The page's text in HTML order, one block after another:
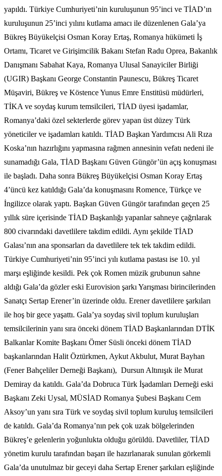
yapıldı. Türkiye Cumhuriyeti’nin kuruluşunun 95’inci ve TİAD’ın
kuruluşunun 25’inci yılını kutlama amacı ile düzenlenen Gala’ya
Bükreş Büyükelçisi Osman Koray Ertaş, Romanya hükümeti İş
Ortamı, Ticaret ve Girişimcilik Bakanı Stefan Radu Oprea, Bakanlık
Danışmanı Sabahat Kaya, Romanya Ulusal Sanayiciler Birliği
(UGIR) Başkanı George Constantin Paunescu, Bükreş Ticaret
Müşaviri, Bükreş ve Köstence Yunus Emre Enstitüsü müdürleri,
TİKA ve soydaş kurum temsilcileri, TİAD üyesi işadamlar,
Romanya’daki özel sekterlerde görev yapan üst düzey Türk
yöneticiler ve işadamları katıldı. TİAD Başkan Yardımcısı Ali Rıza
Koska’nın hazırlığını yapmasına rağmen annesinin vefatı nedeni ile
sunamadığı Gala, TİAD Başkanı Güven Güngör’ün açış konuşması
ile başladı. Daha sonra Bükreş Büyükelçisi Osman Koray Ertaş
4’üncü kez katıldığı Gala’da konuşmasını Romence, Türkçe ve
İngilizce olarak yaptı. Başkan Güven Güngör tarafından geçen 25
yıllık süre içerisinde TİAD Başkanlığı yapanlar sahneye çağrılarak
800 civarındaki davetlilere takdim edildi. Aynı şekilde TİAD
Galası’nın ana sponsarları da davetlilere tek tek takdim edildi.
Türkiye Cumhuriyeti’nin 95’inci yılı kutlama pastası ise 10. yıl
marşı eşliğinde kesildi. Pek çok Romen müzik grubunun sahne
aldığı Gala’da gözler eski Eurovision şarkı Yarışması birincilerinden
Sanatçı Sertap Erener’in üzerinde oldu. Erener davetlilere şarkıları
ile hoş bir gece yaşattı. Gala’ya soydaş sivil toplum kuruluşları
temsilcilerinin yanı sıra önceki dönem TİAD Başkanlarından DTİK
Balkanlar Komite Başkanı Ömer Süsli önceki dönem TİAD
başkanlarından Halit Öztürkmen, Aykut Akbulut, Murat Bayhan
(Fener Bahçeliler Derneği Başkanı), Dursun Altınışık ile Murat
Demiray da katıldı. Gala’da Dobruca Türk İşadamları Derneği eski
Başkanı Zeki Uysal, MÜSİAD Romanya Şubesi Başkanı Cem
Aksoy’un yanı sıra Türk ve soydaş sivil toplum kuruluş temsilcileri
de katıldı. Gala’da Romanya’nın pek çok uzak bölgelerinden
Bükreş’e gelenlerin yoğunlukta olduğu görüldü. Davetliler, TİAD
yönetim kurulu tarafından başarı ile hazırlanarak sunulan görkemli
Gala’da unutulmaz bir geceyi daha Sertap Erener şarkıları eşliğinde